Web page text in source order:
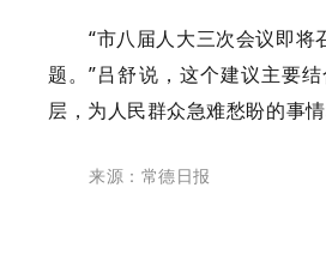
“市八届人大三次会议即
题。”吕舒说，这个建议主要
层，为人民群众急难愁盼的事
来源：常德日报